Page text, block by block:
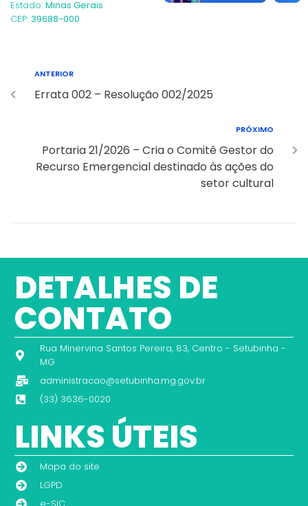
Estado: Minas Gerais
CEP: 39688-000
ANTERIOR
Errata 002 – Resolução 002/2025
PRÓXIMO
Portaria 21/2026 – Cria o Comitê Gestor do
Recurso Emergencial destinado às ações do
setor cultural
DETALHES DE
CONTATO
Rua Minervina Santos Pereira, 83, Centro - Setubinha -
MG
administracao@setubinha.mg.gov.br
(33) 3636-0020
LINKS ÚTEIS
Mapa do site
LGPD